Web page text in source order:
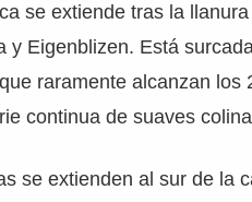
se extiende tras la
y Eigenblizen. Está
raramente alcanzan los
continua de suaves
se extienden al sur de la